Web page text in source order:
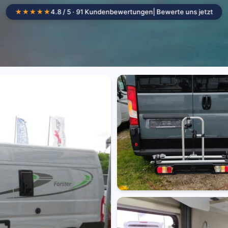
★★★★★4.8 / 5 · 91 Kundenbewertungen | Bewerte uns jetzt